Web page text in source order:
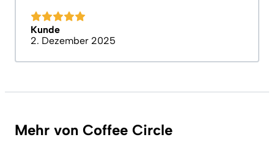
Kunde
2. Dezember 2025
Mehr von Coffee Circle